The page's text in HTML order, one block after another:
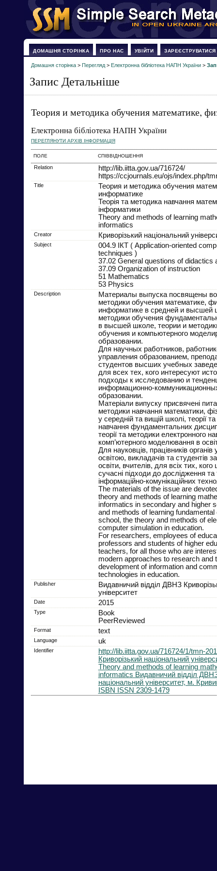
ДОМАШНЯ СТОРІНКА ПРО НАС УВІЙТИ ЗАРЕЄСТРУВАТИСЯ
Домашня сторінка > Перегляд > Електронна бібліотека НАПН України >
Запис Детальніше
Теория и методика обучения математике,
Електронна бібліотека НАПН України
ПЕРЕГЛЯНУТИ АРХІВ ІНФОРМАЦІЯ
ПОЛЕ СПІВВІДНОШЕННЯ
Relation
http://lib.iitta.gov.ua/716724/
https://ccjournals.eu/ojs/index.php/
Title
Теория и методика обучения
информатике
Теорія та методика навчання
інформатики
Theory and methods of learning
informatics
Creator Криворізький національний
Subject
004.9 ІКТ ( Application-oriented
techniques )
37.02 General questions of didactics
37.09 Organization of instruction
51 Mathematics
53 Physics
Description
Материалы выпуска посвящены
методики обучения математике,
информатике в средней и высшей
методики обучения
в высшей школе, теории и
обучения и компьютерного
образовании.
Для научных работников,
управления образованием,
студентов высших учебных
для всех тех, кого интересуют
подходы к исследованию и
информационно-
образовании.
Матеріали випуску присвячені
методики навчання математики,
у середній та вищій школі, теорії
навчання фундаментальних
теорії та методики електронного
комп’ютерного моделювання в
Для науковців, працівників органів
освітою, викладачів та студентів
освіти, вчителів, для всіх тих, кого
сучасні підходи до дослідження та
інформаційно-комунікаційних
The materials of the issue are
theory and methods of learning
informatics in secondary and higher
and methods of learning fundamental
school, the theory and methods of
computer simulation in education.
For researchers, employees of
professors and students of higher
teachers, for all those who are
modern approaches to research and
development of information and
technologies in education.
Publisher
Видавничий відділ ДВНЗ
університет
Date 2015
Type
Book
PeerReviewed
Format text
Language uk
Identifier
http://lib.iitta.gov.ua/716724/1/tmn-
Криворізький національний
Theory and methods of learning
informatics Видавничий відділ
національний університет, м.
ISBN ISSN 2309-1479